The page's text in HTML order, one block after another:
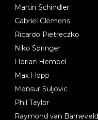
Martin Schindler
Gabriel Clemens
Ricardo Pietreczko
Niko Springer
Florian Hempel
Max Hopp
Mensur Suljovic
Phil Taylor
Raymond van Barneveld